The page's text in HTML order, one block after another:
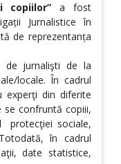
copiilor” a fost
Jurnalistice în
de reprezentanța
jurnalişti de la
locale. În cadrul
experţi din diferite
se confruntă copiii,
protecţiei sociale,
în cadrul
date statistice,